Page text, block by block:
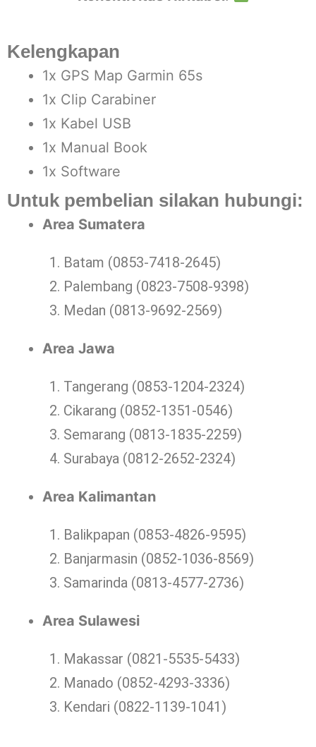
Kelengkapan
1x GPS Map Garmin 65s
1x Clip Carabiner
1x Kabel USB
1x Manual Book
1x Software
Untuk pembelian silakan hubungi:
Area Sumatera
Batam (0853-7418-2645)
Palembang (0823-7508-9398)
Medan (0813-9692-2569)
Area Jawa
Tangerang (0853-1204-2324)
Cikarang (0852-1351-0546)
Semarang (0813-1835-2259)
Surabaya (0812-2652-2324)
Area Kalimantan
Balikpapan (0853-4826-9595)
Banjarmasin (0852-1036-8569)
Samarinda (0813-4577-2736)
Area Sulawesi
Makassar (0821-5535-5433)
Manado (0852-4293-3336)
Kendari (0822-1139-1041)